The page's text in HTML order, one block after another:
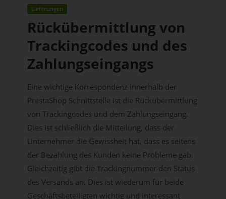
Lieferungen
Rückübermittlung von
Trackingcodes und des
Zahlungseingangs
Eine wichtige Korrespondenz innerhalb der
PrestaShop Schnittstelle ist die Rückübermittlung
von Trackingcodes und dem Zahlungseingang.
Dies ist schließlich die Mitteilung, dass der
Unternehmer die Gewissheit hat, dass es seitens
der Bezahlung des Kunden keine Probleme gab.
Gleichzeitig gibt die Trackingnummer den Status
des Versands an. Dies ist wiederum für beide
Geschäftsbeteiligten wichtig und interessant